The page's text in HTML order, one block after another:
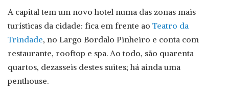
A capital tem um novo hotel numa das zonas mais
turísticas da cidade: fica em frente ao Teatro da
Trindade, no Largo Bordalo Pinheiro e conta com
restaurante, rooftop e spa. Ao todo, são quarenta
quartos, dezasseis destes suites; há ainda uma
penthouse.